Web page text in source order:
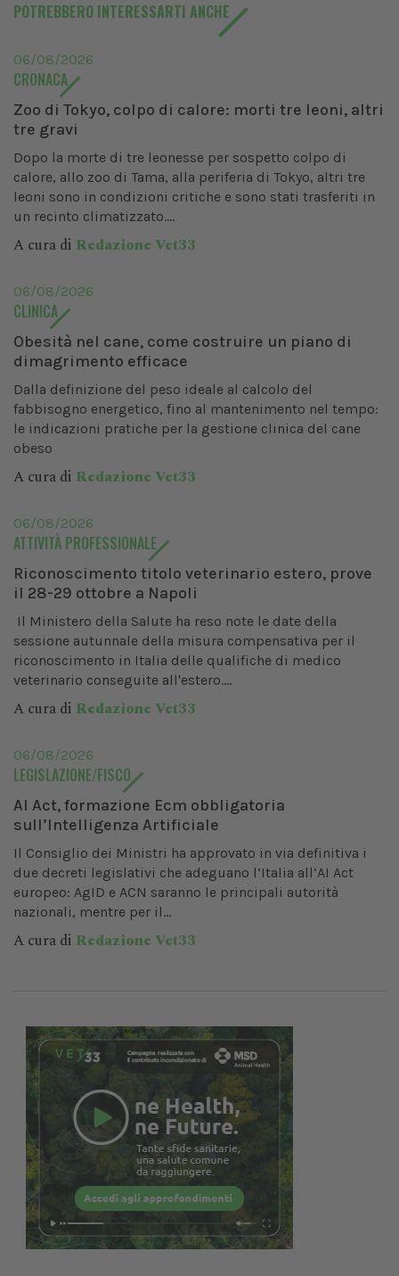
POTREBBERO INTERESSARTI ANCHE
06/08/2026
CRONACA
Zoo di Tokyo, colpo di calore: morti tre leoni, altri
tre gravi
Dopo la morte di tre leonesse per sospetto colpo di
calore, allo zoo di Tama, alla periferia di Tokyo, altri tre
leoni sono in condizioni critiche e sono stati trasferiti in
un recinto climatizzato....
A cura di Redazione Vet33
06/08/2026
CLINICA
Obesità nel cane, come costruire un piano di
dimagrimento efficace
Dalla definizione del peso ideale al calcolo del
fabbisogno energetico, fino al mantenimento nel tempo:
le indicazioni pratiche per la gestione clinica del cane
obeso
A cura di Redazione Vet33
06/08/2026
ATTIVITÀ PROFESSIONALE
Riconoscimento titolo veterinario estero, prove
il 28-29 ottobre a Napoli
Il Ministero della Salute ha reso note le date della
sessione autunnale della misura compensativa per il
riconoscimento in Italia delle qualifiche di medico
veterinario conseguite all'estero....
A cura di Redazione Vet33
06/08/2026
LEGISLAZIONE/FISCO
AI Act, formazione Ecm obbligatoria
sull’Intelligenza Artificiale
Il Consiglio dei Ministri ha approvato in via definitiva i
due decreti legislativi che adeguano l’Italia all’AI Act
europeo: AgID e ACN saranno le principali autorità
nazionali, mentre per il...
A cura di Redazione Vet33